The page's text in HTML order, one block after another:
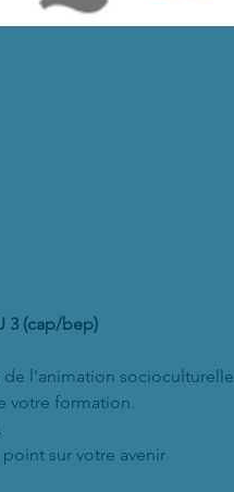
3 (cap/bep)
l'animation socioculturelle
votre formation.
point sur votre avenir